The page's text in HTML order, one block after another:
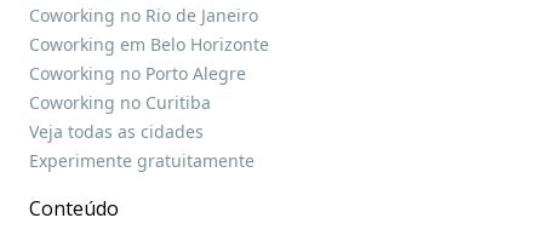
Coworking no Rio de Janeiro
Coworking em Belo Horizonte
Coworking no Porto Alegre
Coworking no Curitiba
Veja todas as cidades
Experimente gratuitamente
Conteúdo